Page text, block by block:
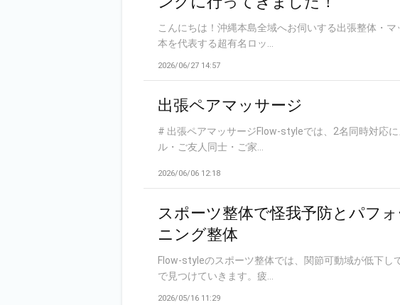
こんにちは！沖縄本島全域へお伺いする出張整体・
本を代表する超有名ロッ...
2026/06/27 14:57
出張ペアマッサージ
# 出張ペアマッサージFlow-styleでは、2名同時対応
ル・ご友人同士・ご家...
2026/06/06 12:18
スポーツ整体で怪我予防とパフ
ニング整体
Flow-styleのスポーツ整体では、関節可動域が低下
で見つけていきます。疲...
2026/05/16 11:29